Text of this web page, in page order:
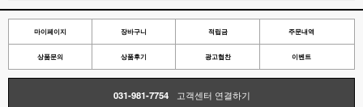
마이페이지 장바구니 적립금 주문내역
상품문의 상품후기 광고협찬 이벤트
031-981-7754 고객센터 연결하기